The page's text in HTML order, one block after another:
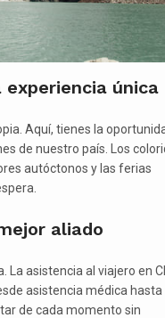
única
Aquí, tienes la
de nuestro país. Los
autóctonos y las ferias
aliado
La asistencia al viajero en
asistencia médica hasta
de cada momento sin